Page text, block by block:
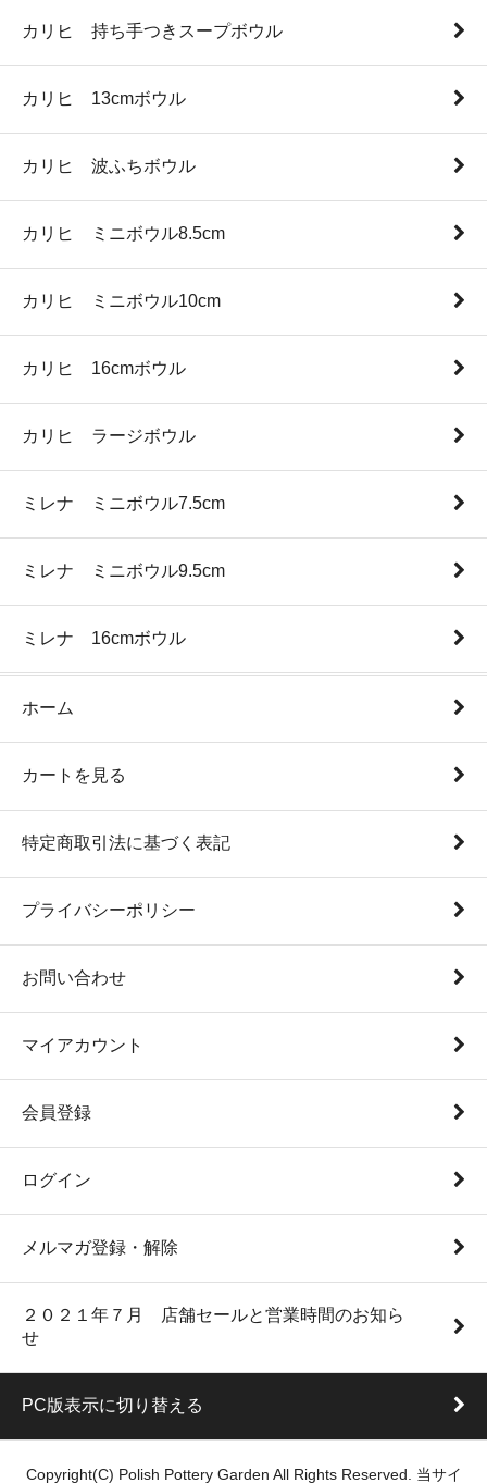
カリヒ 持ち手つきスープボウル
カリヒ 13cmボウル
カリヒ 波ふちボウル
カリヒ ミニボウル8.5cm
カリヒ ミニボウル10cm
カリヒ 16cmボウル
カリヒ ラージボウル
ミレナ ミニボウル7.5cm
ミレナ ミニボウル9.5cm
ミレナ 16cmボウル
ホーム
カートを見る
特定商取引法に基づく表記
プライバシーポリシー
お問い合わせ
マイアカウント
会員登録
ログイン
メルマガ登録・解除
２０２１年７月 店舗セールと営業時間のお知ら
せ
PC版表示に切り替える
Copyright(C) Polish Pottery Garden All Rights Reserved. 当サイ